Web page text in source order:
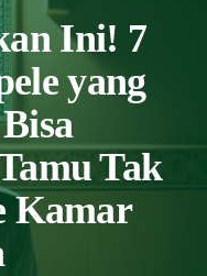
–
Inspirasi
Keluarga
Indonesia
Ini! 7
yang
Tak
Kamar